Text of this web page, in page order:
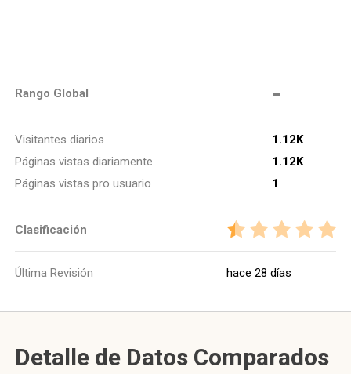
Rango Global -
Visitantes diarios
1.12K
Páginas vistas diariamente
1.12K
Páginas vistas pro usuario
1
Clasificación
Última Revisión hace 28 días
Detalle de Datos Comparados